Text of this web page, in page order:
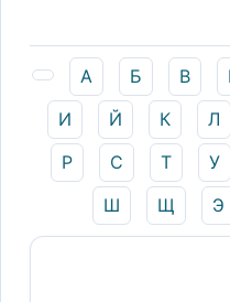
А Б В
И
Й К Л
Р
С Т У
Ш
Щ Э